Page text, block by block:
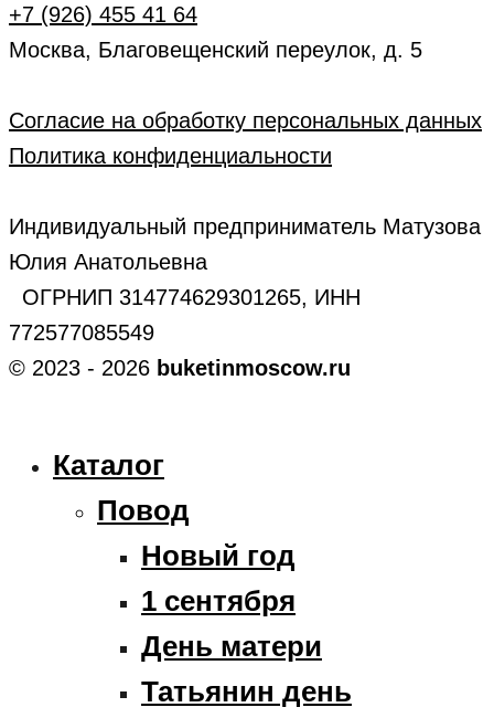
+7 (926) 455 41 64
Москва, Благовещенский переулок, д. 5
Согласие на обработку персональных данных
Политика конфиденциальности
Индивидуальный предприниматель Матузова
Юлия Анатольевна
ОГРНИП 314774629301265, ИНН
772577085549
© 2023 - 2026 buketinmoscow.ru
Каталог
Повод
Новый год
1 сентября
День матери
Татьянин день